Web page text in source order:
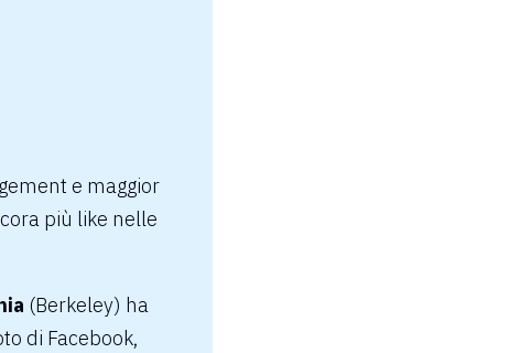
e maggior
più like nelle
(Berkeley) ha
di Facebook,